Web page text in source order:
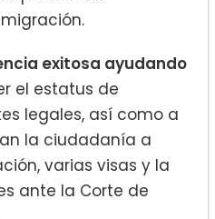
exitosa ayudando
el estatus de
legales, así como a
la ciudadanía a
varias visas y la
ante la Corte de